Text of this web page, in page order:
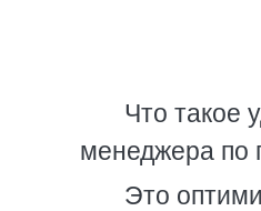
Что такое
менеджера по
Это